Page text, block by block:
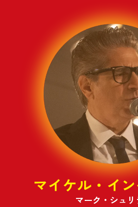
マイケル・イ
マーク・シュリ